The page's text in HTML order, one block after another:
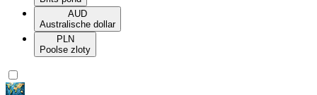
AUD
Australische dollar
PLN
Poolse zloty